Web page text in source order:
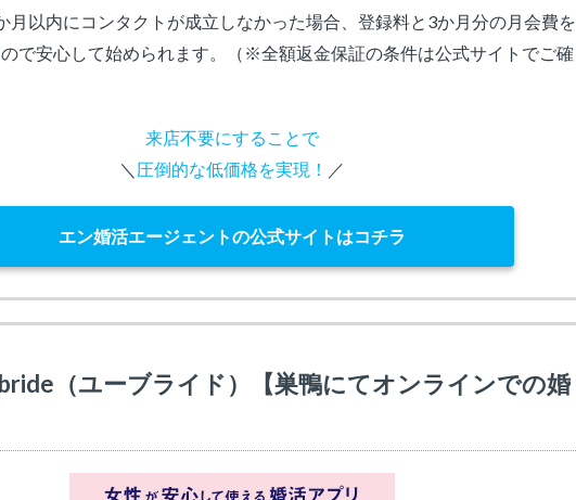
月以内にコンタクトが成立しなかった場合、登録料と3か月分の月会費を
で安心して始められます。（※全額返金保証の条件は公式サイトでご確
来店不要にすることで
＼ 圧倒的な低価格を実現！ ／
エン婚活エージェントの公式サイトはコチラ
（ユーブライド）【巣鴨にてオンラインでの婚